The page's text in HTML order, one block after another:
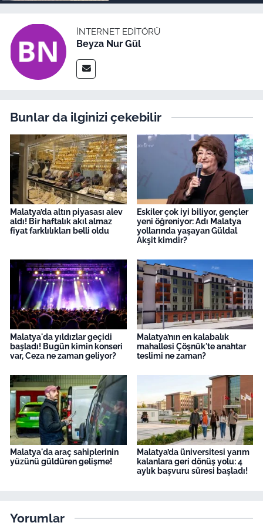
İNTERNET EDITÖRÜ
Beyza Nur Gül
Bunlar da ilginizi çekebilir
Malatya’da altın piyasası alev
aldı! Bir haftalık akıl almaz
fiyat farklılıkları belli oldu
Eskiler çok iyi biliyor, gençler
yeni öğreniyor: Adı Malatya
yollarında yaşayan Güldal
Akşit kimdir?
Malatya'da yıldızlar geçidi
başladı! Bugün kimin konseri
var, Ceza ne zaman geliyor?
Malatya’nın en kalabalık
mahallesi Çöşnük'te anahtar
teslimi ne zaman?
Malatya'da araç sahiplerinin
yüzünü güldüren gelişme!
Malatya’da üniversitesi yarım
kalanlara geri dönüş yolu: 4
aylık başvuru süresi başladı!
Yorumlar